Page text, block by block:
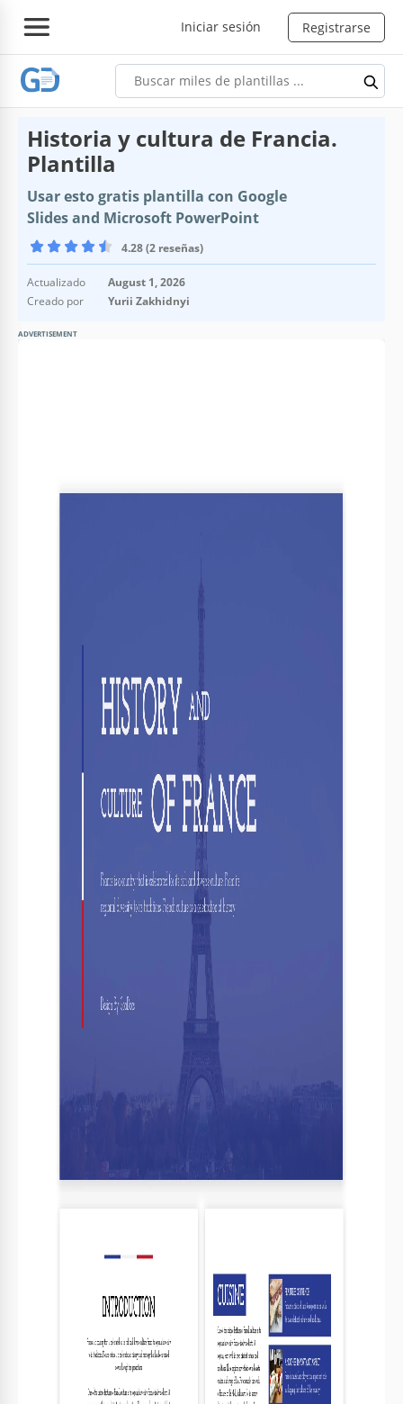
Iniciar sesión Registrarse
Historia y cultura de Francia.
Plantilla
Usar esto gratis plantilla con Google
Slides and Microsoft PowerPoint
4.28 (2 reseñas)
Actualizado
August 1, 2026
Creado por
Yurii Zakhidnyi
ADVERTISEMENT